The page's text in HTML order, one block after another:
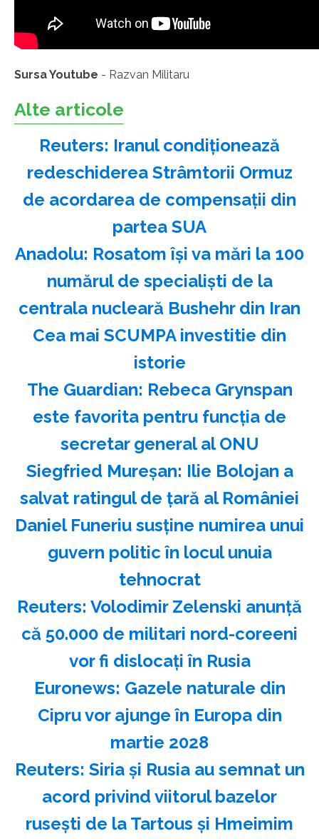
Sursa Youtube - Razvan Militaru
Alte articole
Reuters: Iranul condiţionează
redeschiderea Strâmtorii Ormuz
de acordarea de compensaţii din
partea SUA
Anadolu: Rosatom îşi va mări la 100
numărul de specialişti de la
centrala nucleară Bushehr din Iran
Cea mai SCUMPA investitie din
istorie
The Guardian: Rebeca Grynspan
este favorita pentru funcţia de
secretar general al ONU
Siegfried Mureşan: Ilie Bolojan a
salvat ratingul de ţară al României
Daniel Funeriu susţine numirea unui
guvern politic în locul unuia
tehnocrat
Reuters: Volodimir Zelenski anunţă
că 50.000 de militari nord-coreeni
vor fi dislocaţi în Rusia
Euronews: Gazele naturale din
Cipru vor ajunge în Europa din
martie 2028
Reuters: Siria şi Rusia au semnat un
acord privind viitorul bazelor
ruseşti de la Tartous şi Hmeimim